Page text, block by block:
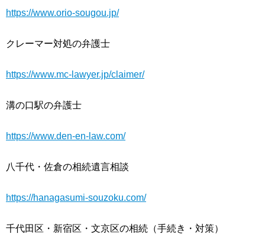
https://www.orio-sougou.jp/
クレーマー対処の弁護士
https://www.mc-lawyer.jp/claimer/
溝の口駅の弁護士
https://www.den-en-law.com/
八千代・佐倉の相続遺言相談
https://hanagasumi-souzoku.com/
千代田区・新宿区・文京区の相続（手続き・対策）